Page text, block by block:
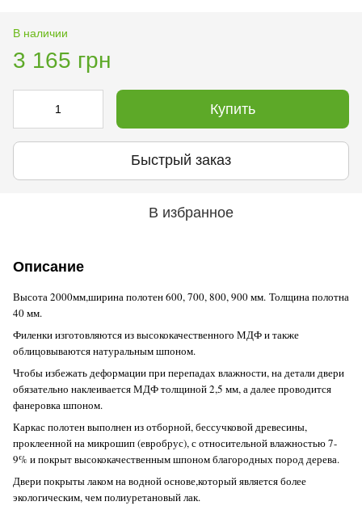
В наличии
3 165 грн
Купить
Быстрый заказ
В избранное
Описание
Высота 2000мм,ширина полотен 600, 700, 800, 900 мм. Толщина полотна
40 мм.
Филенки изготовляются из высококачественного МДФ и также
облицовываются натуральным шпоном.
Чтобы избежать деформации при перепадах влажности, на детали двери
обязательно наклеивается МДФ толщиной 2,5 мм, а далее проводится
фанеровка шпоном.
Каркас полотен выполнен из отборной, бессучковой древесины,
проклеенной на микрошип (евробрус), с относительной влажностью 7-
9% и покрыт высококачественным шпоном благородных пород дерева.
Двери покрыты лаком на водной основе,который является более
экологическим, чем полиуретановый лак.